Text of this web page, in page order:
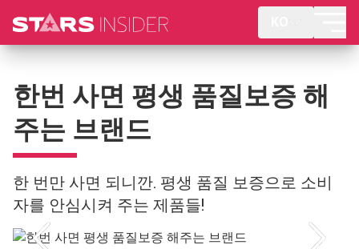
한번 사면 평생 품질보증 해
주는 브랜드
한 번만 사면 되니깐. 평생 품질 보증으로 소비
자를 안심시켜 주는 제품들!